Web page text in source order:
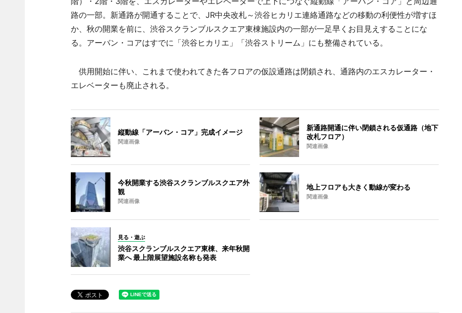
路の一部。新通路が開通することで、JR中央改札～渋谷ヒカリエ連絡通路などの移動の利便性が増すほ
か、秋の開業を前に、渋谷スクランブルスクエア東棟施設内の一部が一足早くお目見えすることにな
る。アーバン・コアはすでに「渋谷ヒカリエ」「渋谷ストリーム」にも整備されている。
供用開始に伴い、これまで使われてきた各フロアの仮設通路は閉鎖され、通路内のエスカレーター・
エレベーターも廃止される。
縦動線「アーバン・コア」完成イメージ
関連画像
新通路開通に伴い閉鎖される仮通路（地下
改札フロア）
関連画像
今秋開業する渋谷スクランブルスクエア外
観
関連画像
地上フロアも大きく動線が変わる
関連画像
見る・遊ぶ
渋谷スクランブルスクエア東棟、来年秋開
業へ 最上階展望施設名称も発表